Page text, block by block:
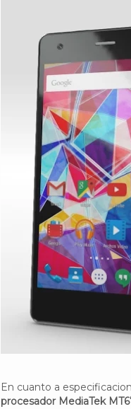
En cuanto a
procesador MediaTek